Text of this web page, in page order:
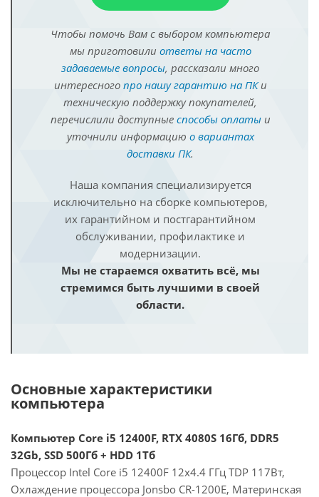
Чтобы помочь Вам с выбором компьютера
мы приготовили ответы на часто
задаваемые вопросы, рассказали много
интересного про нашу гарантию на ПКи
техническую поддержку покупателей,
перечислили доступные способы оплатыи
уточнили информацию о вариантах
доставки ПК.
Наша компания специализируется
исключительно на сборке компьютеров,
их гарантийном и постгарантийном
обслуживании, профилактике и
модернизации.
Мы не стараемся охватить всё, мы
стремимся быть лучшими в своей
области.
Основные характеристики
компьютера
Компьютер Core i5 12400F, RTX 4080S 16Гб, DDR5
32Gb, SSD 500Гб + HDD 1Тб
Процессор Intel Core i5 12400F 12x4.4 ГГц TDP 117Вт,
Охлаждение процессора Jonsbo CR-1200E, Материнская